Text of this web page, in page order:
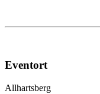
Eventort
Allhartsberg